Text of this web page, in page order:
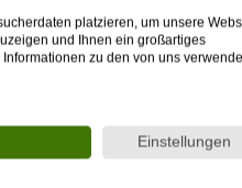
platzieren, um unsere
und Ihnen ein großartiges
zu den von uns
Einstellungen